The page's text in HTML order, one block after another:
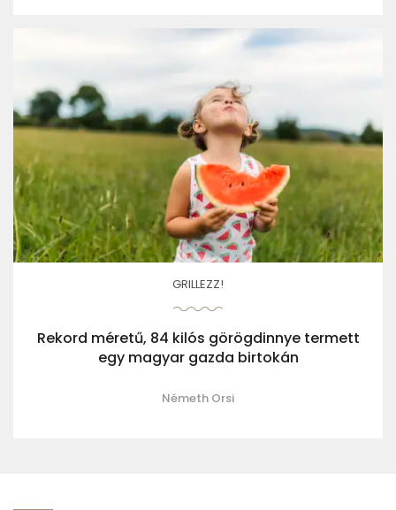
GRILLEZZ!
Rekord méretű, 84 kilós görögdinnye termett
egy magyar gazda birtokán
Németh Orsi